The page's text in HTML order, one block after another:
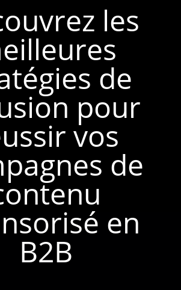
les
de
pour
vos
de
en
B2B